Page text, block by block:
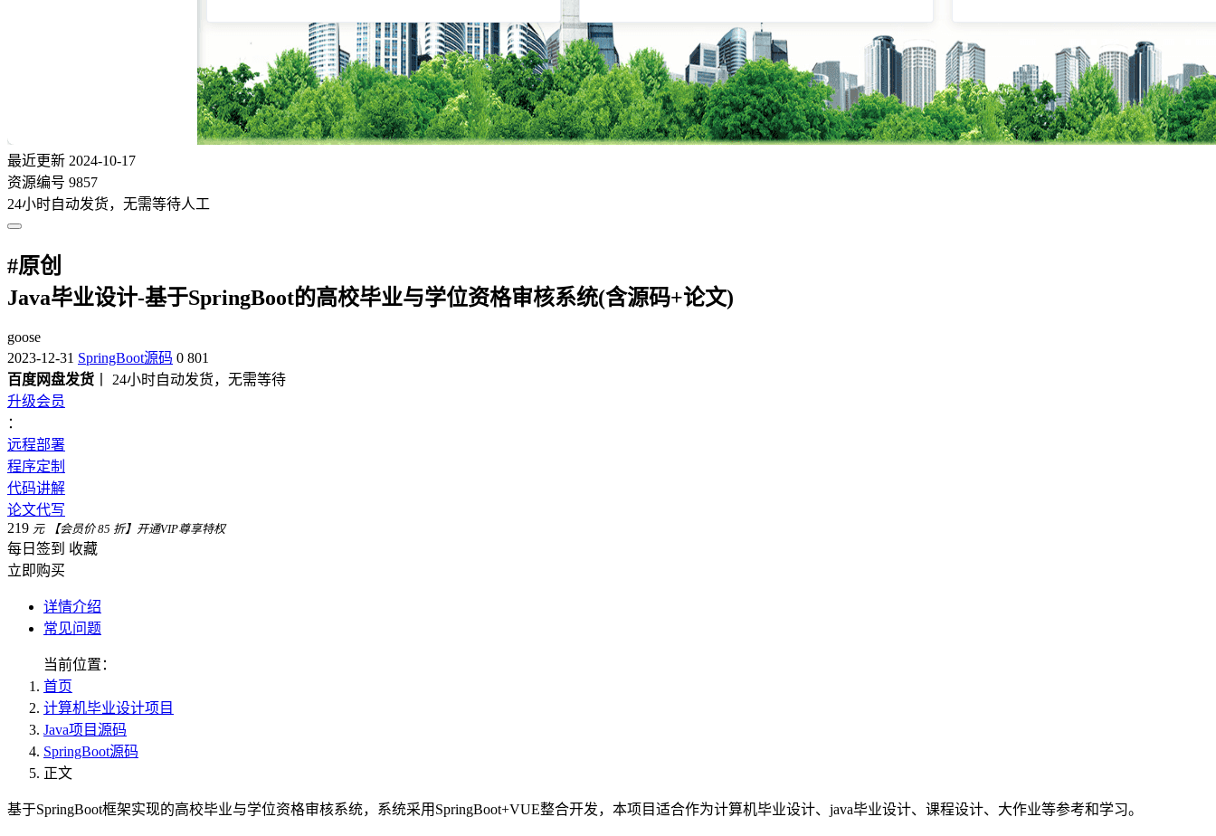
最近更新 2024-10-17
资源编号 9857
24小时自动发货，无需等待人工
#原创
Java毕业设计-基于SpringBoot的高校毕业与学位资格审核系统(含源码+论文)
goose
2023-12-31 SpringBoot源码 0 801
百度网盘发货 丨 24小时自动发货，无需等待
升级会员
：
远程部署
程序定制
代码讲解
论文代写
219 元 【会员价 85 折】开通VIP尊享特权
每日签到 收藏
立即购买
详情介绍
常见问题
当前位置：
首页
计算机毕业设计项目
Java项目源码
SpringBoot源码
正文
基于SpringBoot框架实现的高校毕业与学位资格审核系统，系统采用SpringBoot+VUE整合开发，本项目适合作为计算机毕业设计、java毕业设计、课程设计、大作业等参考和学习。